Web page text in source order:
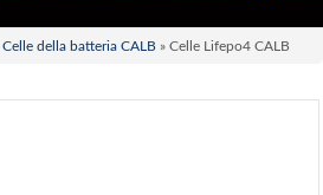
Celle della batteria CALB» Celle Lifepo4 CALB